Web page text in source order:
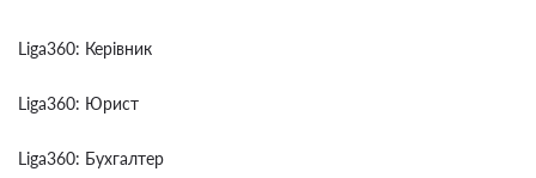
Liga360: Керівник
Liga360: Юрист
Liga360: Бухгалтер